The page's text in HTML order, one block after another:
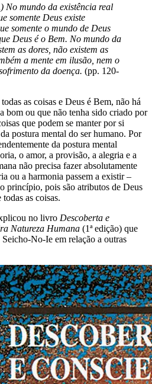
No mundo da existência real
somente Deus existe
somente o mundo de Deus
Deus é o Bem. No mundo da
as dores, não existem as
a mente em ilusão, nem o
da doença. (pp. 120-
as coisas e Deus é Bem, não há
bom ou que não tenha sido criado por
que podem se manter por si
postura mental do ser humano. Por
da postura mental
o amor, a provisão, a alegria e a
não precisa fazer absolutamente
ou a harmonia passem a existir –
princípio, pois são atributos de Deus
as coisas.
no livro Descoberta e
Natureza Humana (1ª edição) que
No-Ie em relação a outras